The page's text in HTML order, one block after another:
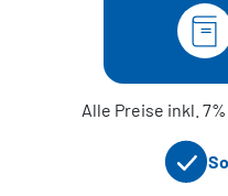
Alle Preise inkl.